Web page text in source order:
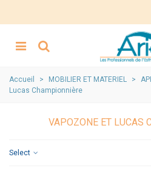
Accueil > MOBILIER ET MATERIEL >
Lucas Championnière
VAPOZONE ET LUCAS
Select